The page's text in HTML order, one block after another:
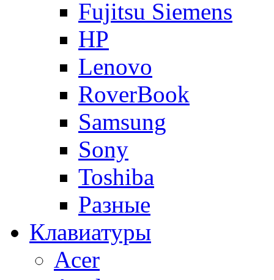
Fujitsu Siemens
HP
Lenovo
RoverBook
Samsung
Sony
Toshiba
Разные
Клавиатуры
Acer